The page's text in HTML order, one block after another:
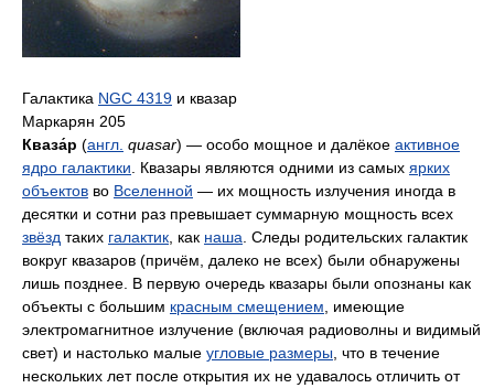
Галактика NGC 4319 и квазар
Маркарян 205
Кваза́р (англ. quasar) — особо мощное и далёкое активное
ядро галактики . Квазары являются одними из самых ярких
объектов во Вселенной — их мощность излучения иногда в
десятки и сотни раз превышает суммарную мощность всех
звёзд таких галактик , как наша . Следы родительских галактик
вокруг квазаров (причём, далеко не всех) были обнаружены
лишь позднее. В первую очередь квазары были опознаны как
объекты с большим красным смещением , имеющие
электромагнитное излучение (включая радиоволны и видимый
свет) и настолько малые угловые размеры , что в течение
нескольких лет после открытия их не удавалось отличить от